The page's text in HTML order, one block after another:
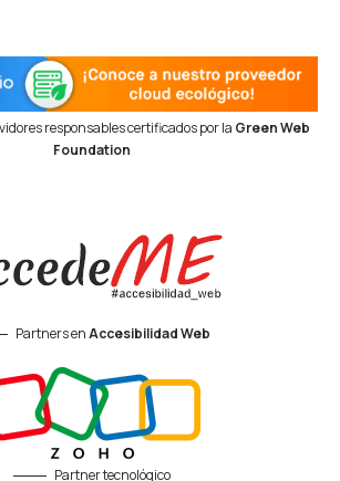
responsables certificados por la Green Web
Foundation
Partners enAccesibilidad Web
Partner tecnológico